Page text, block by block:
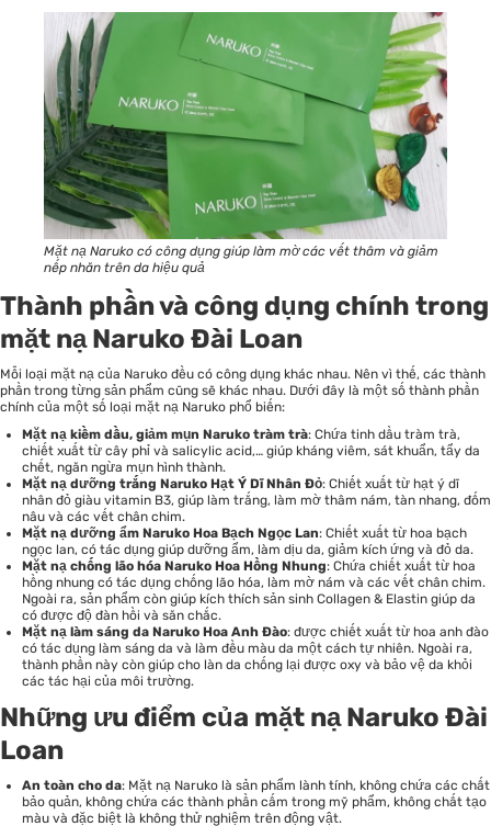
Mặt nạ Naruko có công dụng giúp làm mờ các vết thâm và giảm
nếp nhăn trên da hiệu quả
Thành phần và công dụng chính trong
mặt nạ Naruko Đài Loan
Mỗi loại mặt nạ của Naruko đều có công dụng khác nhau. Nên vì thế, các thành
phần trong từng sản phẩm cũng sẽ khác nhau. Dưới đây là một số thành phần
chính của một số loại mặt nạ Naruko phổ biến:
Mặt nạ kiềm dầu, giảm mụn Naruko tràm trà: Chứa tinh dầu tràm trà,
chiết xuất từ cây phỉ và salicylic acid,… giúp kháng viêm, sát khuẩn, tẩy da
chết, ngăn ngừa mụn hình thành.
Mặt nạ dưỡng trắng Naruko Hạt Ý Dĩ Nhân Đỏ: Chiết xuất từ hạt ý dĩ
nhân đỏ giàu vitamin B3, giúp làm trắng, làm mờ thâm nám, tàn nhang, đốm
nâu và các vết chân chim.
Mặt nạ dưỡng ẩm Naruko Hoa Bạch Ngọc Lan: Chiết xuất từ hoa bạch
ngọc lan, có tác dụng giúp dưỡng ẩm, làm dịu da, giảm kích ứng và đỏ da.
Mặt nạ chống lão hóa Naruko Hoa Hồng Nhung: Chứa chiết xuất từ hoa
hồng nhung có tác dụng chống lão hóa, làm mờ nám và các vết chân chim.
Ngoài ra, sản phẩm còn giúp kích thích sản sinh Collagen & Elastin giúp da
có được độ đàn hồi và săn chắc.
Mặt nạ làm sáng da Naruko Hoa Anh Đào: được chiết xuất từ hoa anh đào
có tác dụng làm sáng da và làm đều màu da một cách tự nhiên. Ngoài ra,
thành phần này còn giúp cho làn da chống lại được oxy và bảo vệ da khỏi
các tác hại của môi trường.
Những ưu điểm của mặt nạ Naruko Đài
Loan
An toàn cho da: Mặt nạ Naruko là sản phẩm lành tính, không chứa các chất
bảo quản, không chứa các thành phần cấm trong mỹ phẩm, không chất tạo
màu và đặc biệt là không thử nghiệm trên động vật.